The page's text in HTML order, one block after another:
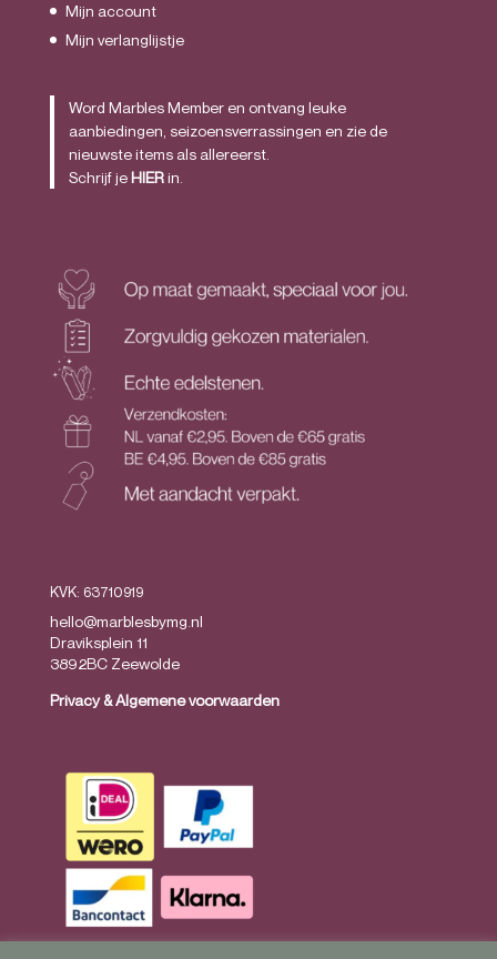
Mijn account
Mijn verlanglijstje
Word Marbles Member en ontvang leuke
aanbiedingen, seizoensverrassingen en zie de
nieuwste items als allereerst.
Schrijf jeHIERin.
KVK: 63710919
hello@marblesbymg.nl
Draviksplein 11
3892BC Zeewolde
Privacy&Algemene voorwaarden